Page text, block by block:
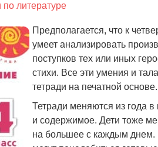
по литературе
Предполагается, что к
умеет анализировать
поступков тех или иных
стихи. Все эти умения и
тетради на печатной основе.
Тетради меняются из года
и содержимое. Дети тоже
на большее с каждым днем.